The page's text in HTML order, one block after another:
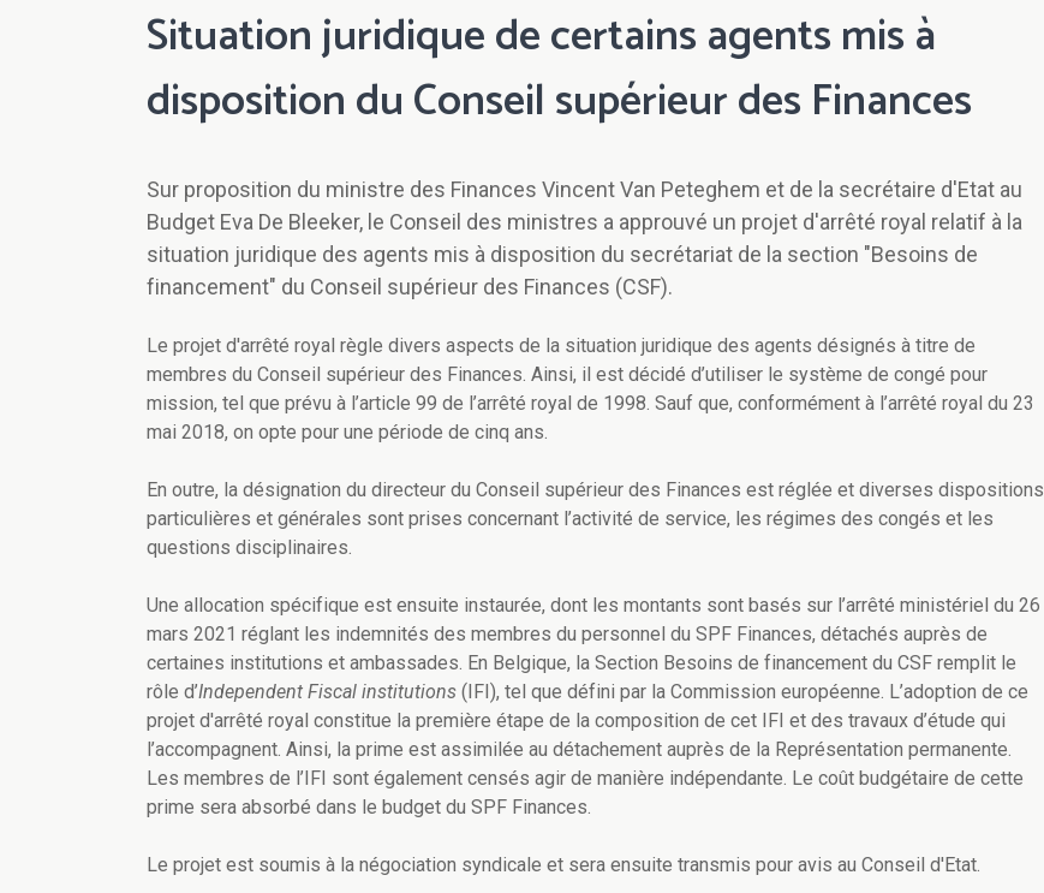
Situation juridique de certains agents mis à
disposition du Conseil supérieur des Finances
Sur proposition du ministre des Finances Vincent Van Peteghem et de la secrétaire d'Etat au
Budget Eva De Bleeker, le Conseil des ministres a approuvé un projet d'arrêté royal relatif à la
situation juridique des agents mis à disposition du secrétariat de la section "Besoins de
financement" du Conseil supérieur des Finances (CSF).
Le projet d'arrêté royal règle divers aspects de la situation juridique des agents désignés à titre de
membres du Conseil supérieur des Finances. Ainsi, il est décidé d’utiliser le système de congé pour
mission, tel que prévu à l’article 99 de l’arrêté royal de 1998. Sauf que, conformément à l’arrêté royal du 23
mai 2018, on opte pour une période de cinq ans.
En outre, la désignation du directeur du Conseil supérieur des Finances est réglée et diverses dispositions
particulières et générales sont prises concernant l’activité de service, les régimes des congés et les
questions disciplinaires.
Une allocation spécifique est ensuite instaurée, dont les montants sont basés sur l’arrêté ministériel du 26
mars 2021 réglant les indemnités des membres du personnel du SPF Finances, détachés auprès de
certaines institutions et ambassades. En Belgique, la Section Besoins de financement du CSF remplit le
rôle d’Independent Fiscal institutions (IFI), tel que défini par la Commission européenne. L’adoption de ce
projet d'arrêté royal constitue la première étape de la composition de cet IFI et des travaux d’étude qui
l’accompagnent. Ainsi, la prime est assimilée au détachement auprès de la Représentation permanente.
Les membres de l’IFI sont également censés agir de manière indépendante. Le coût budgétaire de cette
prime sera absorbé dans le budget du SPF Finances.
Le projet est soumis à la négociation syndicale et sera ensuite transmis pour avis au Conseil d'Etat.